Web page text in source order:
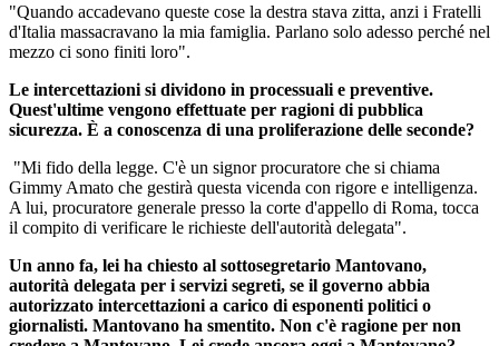
"Quando accadevano queste cose la destra stava zitta, anzi i Fratelli
d'Italia massacravano la mia famiglia. Parlano solo adesso perché nel
mezzo ci sono finiti loro".
Le intercettazioni si dividono in processuali e preventive.
Quest'ultime vengono effettuate per ragioni di pubblica
sicurezza. È a conoscenza di una proliferazione delle seconde?
"Mi fido della legge. C'è un signor procuratore che si chiama
Gimmy Amato che gestirà questa vicenda con rigore e intelligenza.
A lui, procuratore generale presso la corte d'appello di Roma, tocca
il compito di verificare le richieste dell'autorità delegata".
Un anno fa, lei ha chiesto al sottosegretario Mantovano,
autorità delegata per i servizi segreti, se il governo abbia
autorizzato intercettazioni a carico di esponenti politici o
giornalisti. Mantovano ha smentito. Non c'è ragione per non